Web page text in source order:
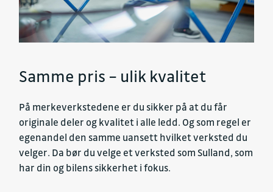
Samme pris – ulik kvalitet
På merkeverkstedene er du sikker på at du får
originale deler og kvalitet i alle ledd. Og som regel er
egenandel den samme uansett hvilket verksted du
velger. Da bør du velge et verksted som Sulland, som
har din og bilens sikkerhet i fokus.